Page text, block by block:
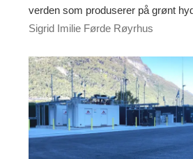
verden som produserer på grønt
Sigrid Imilie Førde Røyrhus